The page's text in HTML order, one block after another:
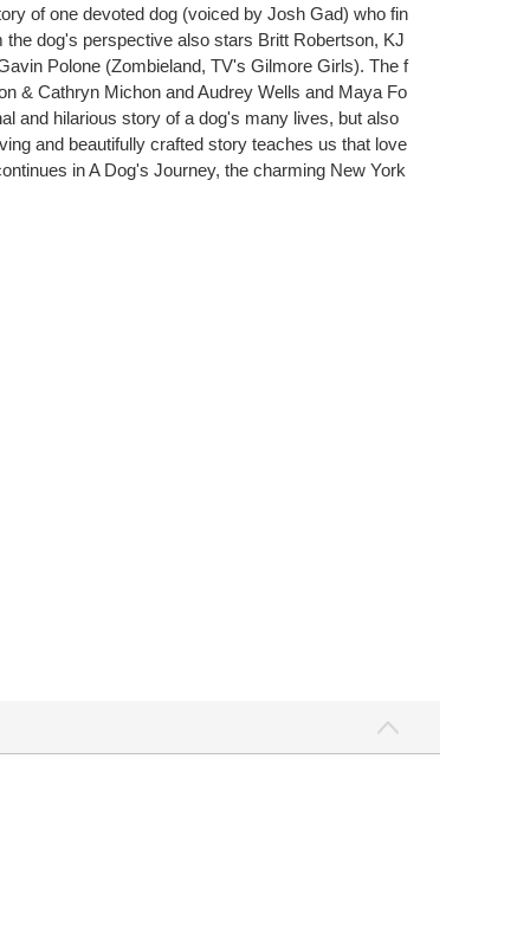
of one devoted dog (voiced by Josh Gad) who fin
dog's perspective also stars Britt Robertson, KJ
Polone (Zombieland, TV's Gilmore Girls). The f
& Cathryn Michon and Audrey Wells and Maya Fo
and hilarious story of a dog's many lives, but also
and beautifully crafted story teaches us that love
in A Dog's Journey, the charming New York